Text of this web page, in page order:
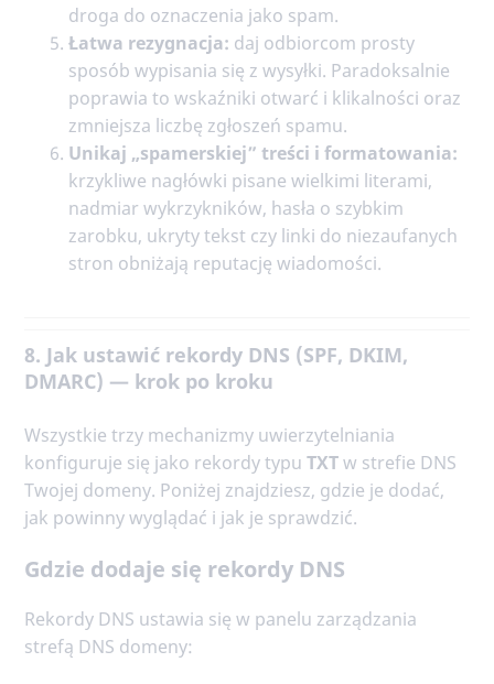
droga do oznaczenia jako spam.
Łatwa rezygnacja: daj odbiorcom prosty
sposób wypisania się z wysyłki. Paradoksalnie
poprawia to wskaźniki otwarć i klikalności oraz
zmniejsza liczbę zgłoszeń spamu.
Unikaj „spamerskiej” treści i formatowania:
krzykliwe nagłówki pisane wielkimi literami,
nadmiar wykrzykników, hasła o szybkim
zarobku, ukryty tekst czy linki do niezaufanych
stron obniżają reputację wiadomości.
8. Jak ustawić rekordy DNS (SPF, DKIM,
DMARC) — krok po kroku
Wszystkie trzy mechanizmy uwierzytelniania
konfiguruje się jako rekordy typuTXTw strefie DNS
Twojej domeny. Poniżej znajdziesz, gdzie je dodać,
jak powinny wyglądać i jak je sprawdzić.
Gdzie dodaje się rekordy DNS
Rekordy DNS ustawia się w panelu zarządzania
strefą DNS domeny: